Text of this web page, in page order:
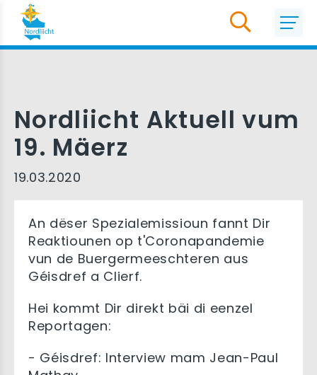
Nordliicht Aktuell vum
19. Mäerz
19.03.2020
An dëser Spezialemissioun fannt Dir
Reaktiounen op t'Coronapandemie
vun de Buergermeeschteren aus
Géisdref a Clierf.
Hei kommt Dir direkt bäi di eenzel
Reportagen:
- Géisdref: Interview mam Jean-Paul